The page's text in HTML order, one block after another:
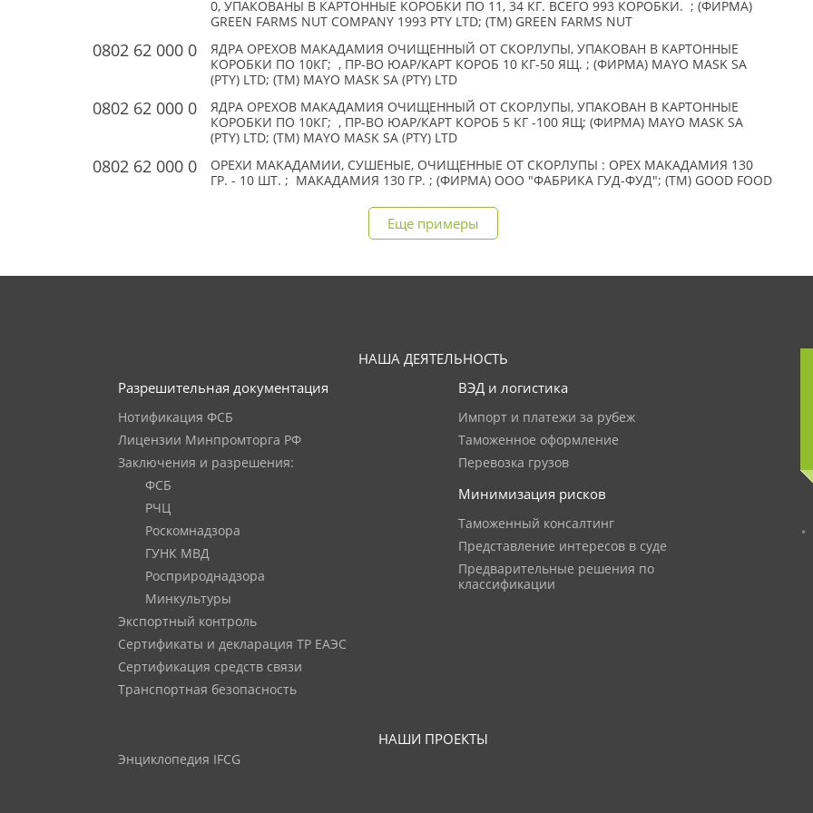
0, УПАКОВАНЫ В КАРТОННЫЕ КОРОБКИ ПО 11, 34 КГ. ВСЕГО 993 КОРОБКИ. ; (ФИРМА)
GREEN FARMS NUT COMPANY 1993 PTY LTD; (TM) GREEN FARMS NUT
0802 62 000 0
ЯДРА ОРЕХОВ МАКАДАМИЯ ОЧИЩЕННЫЙ ОТ СКОРЛУПЫ, УПАКОВАН В КАРТОННЫЕ
КОРОБКИ ПО 10КГ; , ПР-ВО ЮАР/КАРТ КОРОБ 10 КГ-50 ЯЩ. ; (ФИРМА) MAYO MASK SA
(PTY) LTD; (TM) MAYO MASK SA (PTY) LTD
0802 62 000 0
ЯДРА ОРЕХОВ МАКАДАМИЯ ОЧИЩЕННЫЙ ОТ СКОРЛУПЫ, УПАКОВАН В КАРТОННЫЕ
КОРОБКИ ПО 10КГ; , ПР-ВО ЮАР/КАРТ КОРОБ 5 КГ -100 ЯЩ; (ФИРМА) MAYO MASK SA
(PTY) LTD; (TM) MAYO MASK SA (PTY) LTD
0802 62 000 0
ОРЕХИ МАКАДАМИИ, СУШЕНЫЕ, ОЧИЩЕННЫЕ ОТ СКОРЛУПЫ : ОРЕХ МАКАДАМИЯ 130
ГР. - 10 ШТ. ; МАКАДАМИЯ 130 ГР. ; (ФИРМА) ООО "ФАБРИКА ГУД-ФУД"; (TM) GOOD FOOD
Еще примеры
НАША ДЕЯТЕЛЬНОСТЬ
Разрешительная документация
Нотификация ФСБ
Лицензии Минпромторга РФ
Заключения и разрешения:
ФСБ
РЧЦ
Роскомнадзора
ГУНК МВД
Росприроднадзора
Минкультуры
Экспортный контроль
Сертификаты и декларация ТР ЕАЭС
Сертификация средств связи
Транспортная безопасность
ВЭД и логистика
Импорт и платежи за рубеж
Таможенное оформление
Перевозка грузов
Минимизация рисков
Таможенный консалтинг
Представление интересов в суде
Предварительные решения по
классификации
НАШИ ПРОЕКТЫ
Энциклопедия IFCG